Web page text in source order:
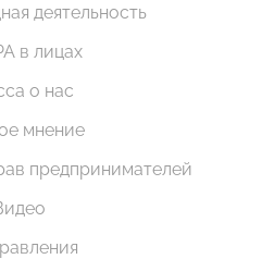
деятельность
в лицах
о нас
мнение
предпринимателей